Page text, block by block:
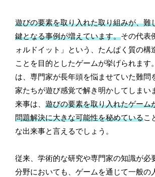
遊びの要素を取り入れた取り組みが、難
鍵となる事例が増えています。その代表
ォルドイット」という、たんぱく質の構
ことを目的としたゲームが挙げられます
は、専門家が長年頭を悩ませていた難問
家たちが遊び感覚で解き明かしてしまい
来事は、遊びの要素を取り入れたゲーム
問題解決に大きな可能性を秘めているこ
な出来事と言えるでしょう。
従来、学術的な研究や専門家の知識が必
分野においても、ゲームを通じて一般の